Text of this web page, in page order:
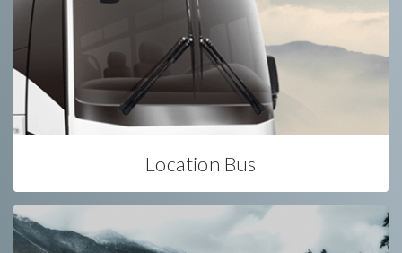
Location Bus